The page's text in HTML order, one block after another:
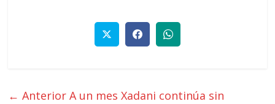
← Anterior A un mes Xadani continúa sin